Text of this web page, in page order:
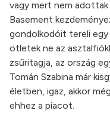
vagy mert nem adottak
Basement
gondolkodóit tereli egy
ötletek ne az
zsűritagja, az ország
Tomán Szabina már
életben, igaz, akkor
ehhez a piacot.